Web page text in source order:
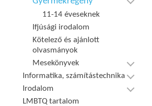
11-14 éveseknek
Ifjúsági irodalom
Kötelező és ajánlott
olvasmányok
Mesekönyvek
Informatika, számítástechnika
Irodalom
LMBTQ tartalom